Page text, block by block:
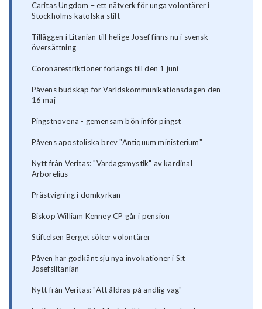
Caritas Ungdom – ett nätverk för unga volontärer i
Stockholms katolska stift
Tilläggen i Litanian till helige Josef finns nu i svensk
översättning
Coronarestriktioner förlängs till den 1 juni
Påvens budskap för Världskommunikationsdagen den
16 maj
Pingstnovena - gemensam bön inför pingst
Påvens apostoliska brev "Antiquum ministerium"
Nytt från Veritas: "Vardagsmystik" av kardinal
Arborelius
Prästvigning i domkyrkan
Biskop William Kenney CP går i pension
Stiftelsen Berget söker volontärer
Påven har godkänt sju nya invokationer i S:t
Josefslitanian
Nytt från Veritas: "Att åldras på andlig väg"